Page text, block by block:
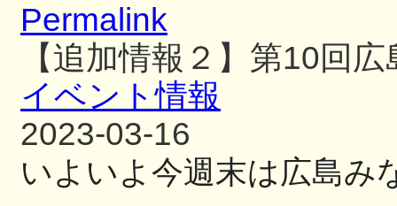
Permalink
【追加情報２】第10回
イベント情報
2023-03-16
いよいよ今週末は広島み